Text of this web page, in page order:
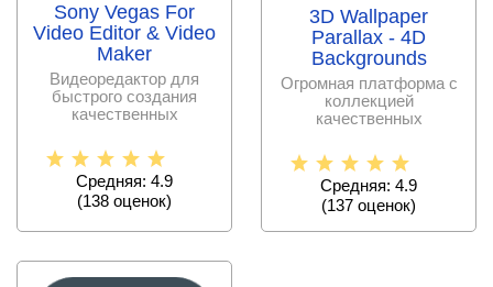
Sony Vegas For
Video Editor & Video
Maker
Видеоредактор для
быстрого создания
качественных
распространения их в
Средняя: 4.9
(138 оценок)
3D Wallpaper
Parallax - 4D
Backgrounds
Огромная платформа с
коллекцией
качественных
можно использовать
Средняя: 4.9
(137 оценок)